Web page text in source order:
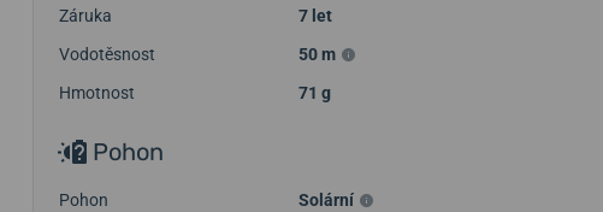
Záruka
7 let
Vodotěsnost
50 m
Hmotnost
71 g
Pohon
Pohon
Solární